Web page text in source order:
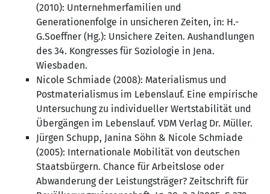
(2010): Unternehmerfamilien und
Generationenfolge in unsicheren Zeiten, in: H.-
G.Soeffner (Hg.): Unsichere Zeiten. Aushandlungen
des 34. Kongresses für Soziologie in Jena.
Wiesbaden.
Nicole Schmiade (2008): Materialismus und
Postmaterialismus im Lebenslauf. Eine empirische
Untersuchung zu individueller Wertstabilität und
Übergängen im Lebenslauf. VDM Verlag Dr. Müller.
Jürgen Schupp, Janina Söhn & Nicole Schmiade
(2005): Internationale Mobilität von deutschen
Staatsbürgern. Chance für Arbeitslose oder
Abwanderung der Leistungsträger? Zeitschrift für